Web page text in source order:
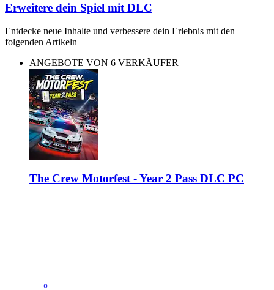
Erweitere dein Spiel mit DLC
Entdecke neue Inhalte und verbessere dein Erlebnis mit den
folgenden Artikeln
ANGEBOTE VON 6 VERKÄUFER
The Crew Motorfest - Year 2 Pass DLC PC